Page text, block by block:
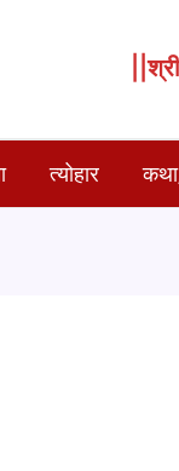
त्योहार